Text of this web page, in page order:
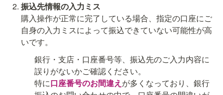
振込先情報の入力ミス
購入操作が正常に完了している場合、指定の口座にご
自身の入力ミスによって振込できていない可能性が高
いです。
銀行・支店・口座番号等、振込先のご入力内容に
誤りがないかご確認ください。
特に口座番号のお間違え が多くなっており、銀行